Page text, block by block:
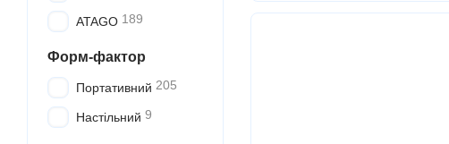
ATAGO 189
Форм-фактор
Портативний 205
Настільний 9